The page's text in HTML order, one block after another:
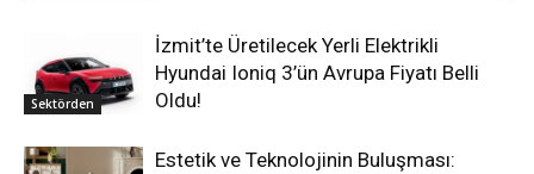
Sektörden
İzmit’te Üretilecek Yerli Elektrikli
Hyundai Ioniq 3’ün Avrupa Fiyatı Belli
Oldu!
Estetik ve Teknolojinin Buluşması: